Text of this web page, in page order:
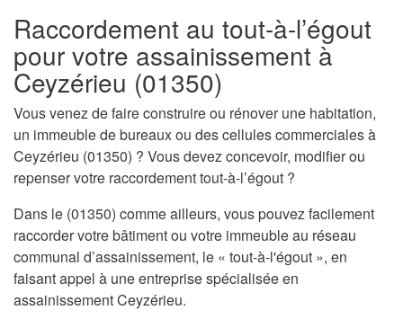
Raccordement au tout-à-l’égout
pour votre assainissement à
Ceyzérieu (01350)
Vous venez de faire construire ou rénover une habitation,
un immeuble de bureaux ou des cellules commerciales à
Ceyzérieu (01350) ? Vous devez concevoir, modifier ou
repenser votre raccordement tout-à-l’égout ?
Dans le (01350) comme ailleurs, vous pouvez facilement
raccorder votre bâtiment ou votre immeuble au réseau
communal d’assainissement, le « tout-à-l'égout », en
faisant appel à une entreprise spécialisée en
assainissement Ceyzérieu.